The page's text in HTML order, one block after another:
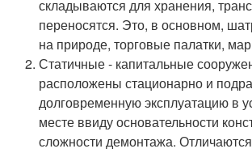
складываются для хранения,
переносятся. Это, в основном,
на природе, торговые палатки,
Статичные - капитальные
расположены стационарно и
долговременную эксплуатацию в
месте ввиду основательности
сложности демонтажа.